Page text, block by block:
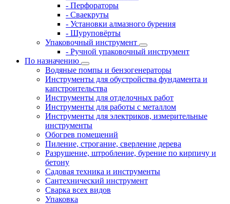
- Перфораторы
- Сваекруты
- Установки алмазного бурения
- Шуруповёрты
Упаковочный инструмент
- Ручной упаковочный инструмент
По назначению
Водяные помпы и бензогенераторы
Инструменты для обустройства фундамента и
капстроительства
Инструменты для отделочных работ
Инструменты для работы с металлом
Инструменты для электриков, измерительные
инструменты
Обогрев помещений
Пиление, строгание, сверление дерева
Разрушение, штробление, бурение по кирпичу и
бетону
Садовая техника и инструменты
Сантехнический инструмент
Сварка всех видов
Упаковка